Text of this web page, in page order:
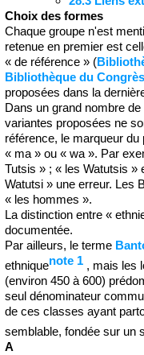
Choix des formes
Chaque groupe n'est
retenue en premier est
« de référence » (
Bibliothèque du Congrès
proposées dans la
Dans un grand nombre
variantes proposées ne
référence, le marqueur
« ma » ou « wa ». Par
Tutsis » ; « les Watutsis »
Watutsi » une erreur. Les
« les hommes ».
La distinction entre «
documentée.
Par ailleurs, le terme
ethniquenote 1 , mais les
(environ 450 à 600)
seul dénominateur
de ces classes ayant
semblable, fondée sur un
A